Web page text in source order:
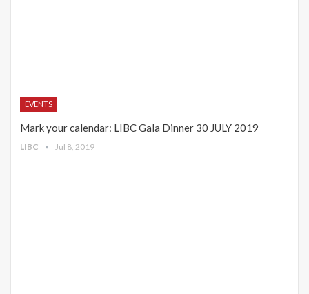
EVENTS
Mark your calendar: LIBC Gala Dinner 30 JULY 2019
LIBC Jul 8, 2019